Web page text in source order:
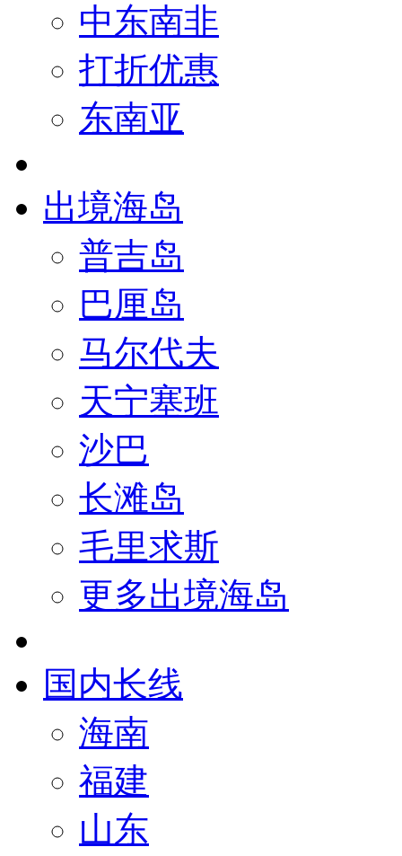
中东南非
打折优惠
东南亚
出境海岛
普吉岛
巴厘岛
马尔代夫
天宁塞班
沙巴
长滩岛
毛里求斯
更多出境海岛
国内长线
海南
福建
山东